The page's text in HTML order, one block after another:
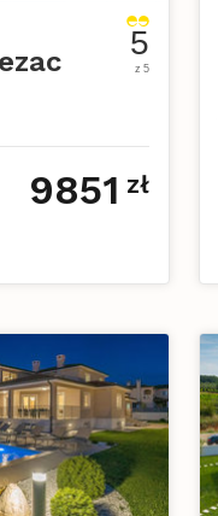
domowe
5
z 5
9851 zł